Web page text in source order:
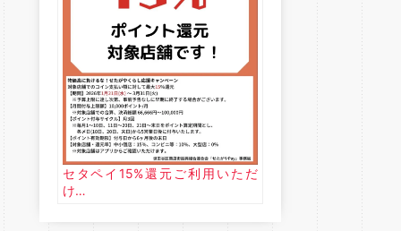
セタペイ15%還元ご利用いただ
け…